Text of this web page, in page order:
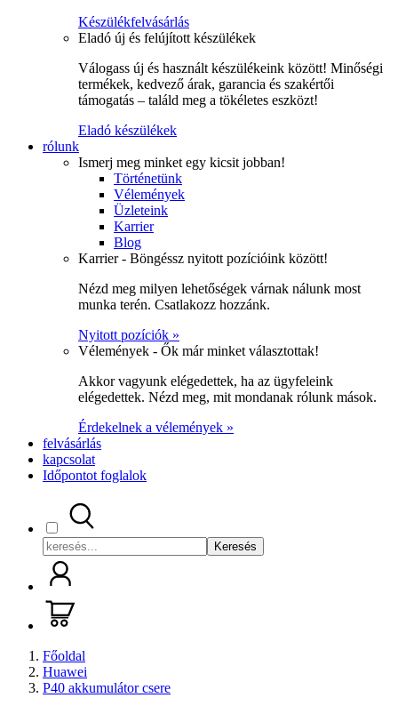
Készülékfelvásárlás
Eladó új és felújított készülékek
Válogass új és használt készülékeink között! Minőségi
termékek, kedvező árak, garancia és szakértői
támogatás – találd meg a tökéletes eszközt!
Eladó készülékek
rólunk
Ismerj meg minket egy kicsit jobban!
Történetünk
Vélemények
Üzleteink
Karrier
Blog
Karrier - Böngéssz nyitott pozícióink között!
Nézd meg milyen lehetőségek várnak nálunk most
munka terén. Csatlakozz hozzánk.
Nyitott pozíciók »
Vélemények - Ők már minket választottak!
Akkor vagyunk elégedettek, ha az ügyfeleink
elégedettek. Nézd meg, mit mondanak rólunk mások.
Érdekelnek a vélemények »
felvásárlás
kapcsolat
Időpontot foglalok
Keresés
Főoldal
Huawei
P40 akkumulátor csere